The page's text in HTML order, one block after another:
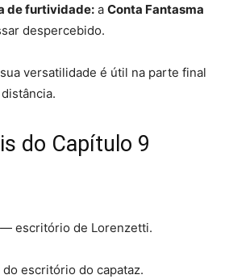
de furtividade: a Conta Fantasma
despercebido.
sua versatilidade é útil na parte final
do Capítulo 9
escritório de Lorenzetti.
escritório do capataz.